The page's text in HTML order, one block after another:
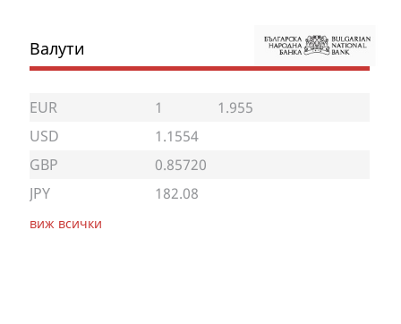
Валути
EUR 1
1.955
USD
1.1554
GBP
0.85720
JPY
182.08
виж всички